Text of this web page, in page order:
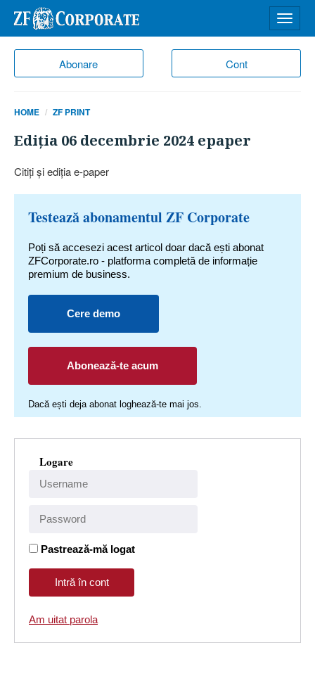
Abonare Cont
meniu
HOME ZF PRINT
Ediţia 06 decembrie 2024 epaper
Citiţi şi ediţia e-paper
Testează abonamentul ZF Corporate
Poți să accesezi acest articol doar dacă ești abonat
ZFCorporate.ro - platforma completă de informație
premium de business.
Cere demo
Abonează-te acum
Dacă ești deja abonat loghează-te mai jos.
Logare
Pastrează-mă logat
Am uitat parola